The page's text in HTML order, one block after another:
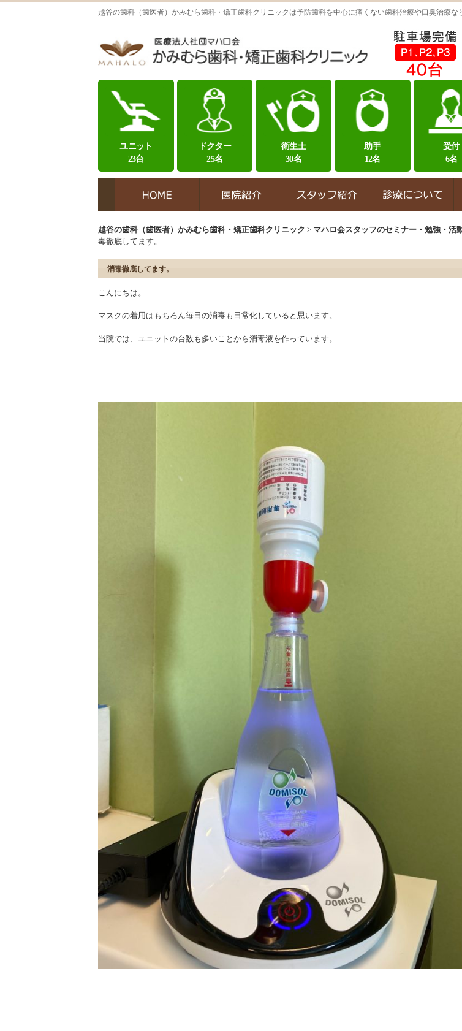
越谷の歯科（歯医者）かみむら歯科・矯正歯科クリニックは予防歯科を中心に痛くない歯科治療や口臭治療な
ユニット
23台
ドクター
25名
衛生士
30名
助手
12名
受付
6名
越谷の歯科（歯医者）かみむら歯科・矯正歯科クリニック > マハロ会スタッフのセミナー・勉強・活
毒徹底してます。
消毒徹底してます。
こんにちは。
マスクの着用はもちろん毎日の消毒も日常化していると思います。
当院では、ユニットの台数も多いことから消毒液を作っています。